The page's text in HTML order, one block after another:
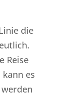
die
Reise
es